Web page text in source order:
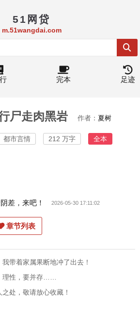
51网贷
m.51wangdai.com
完本 足迹
尸走肉黑岩 作者： 夏树
都市言情 212 万字 全本
差，来吧！ 2026-05-30 17:11:02
章节列表
带着家属果断地冲了出去！
理性，要并存……
处，敬请放心收藏！